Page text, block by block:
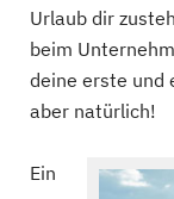
Urlaub dir
beim
deine erste und
aber natürlich!
Ein